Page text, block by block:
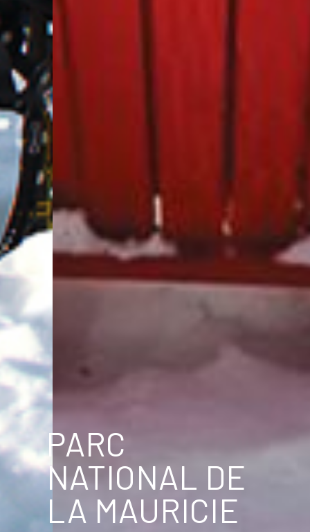
PARC
NATIONAL DE
LA MAURICIE